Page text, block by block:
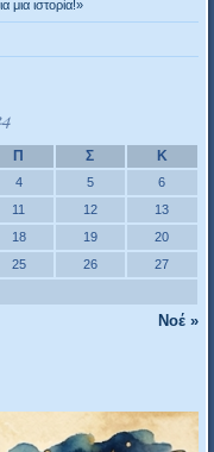
ιστορία!»
Π Σ Κ
Νοέ »
4 5
6
11 12
13
18 19
20
25 26
27